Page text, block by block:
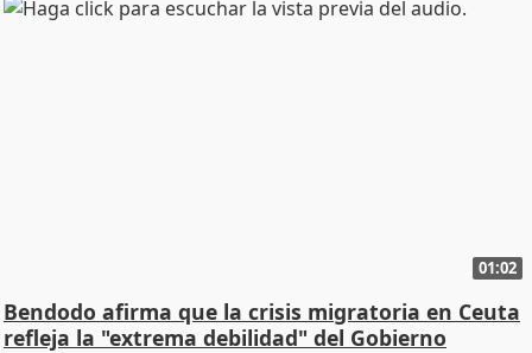
01:02
Bendodo afirma que la crisis migratoria en Ceuta
refleja la "extrema debilidad" del Gobierno